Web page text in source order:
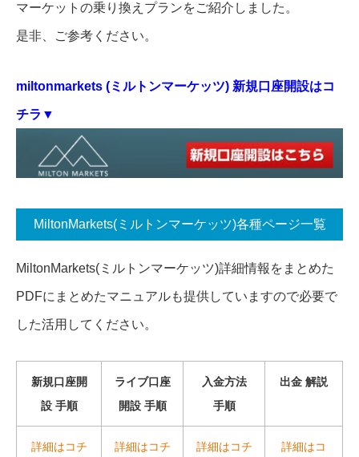
マーケットの乗り換えプランをご紹介しました。
是非、ご参考ください。
miltonmarkets (ミルトンマーケッツ) 新規口座開設はコ
チラ▼
MiltonMarkets(ミルトンマーケッツ)各種ページ一覧
MiltonMarkets(ミルトンマーケッツ)詳細情報をまとめた
PDFにまとめたマニュアルも提供していますので必要で
した活用してください。
新規口座開
設 手順
ライブ口座
開設 手順
入金方法
手順
出金 解説
詳細はコチ 詳細はコチ 詳細はコチ 詳細はコ